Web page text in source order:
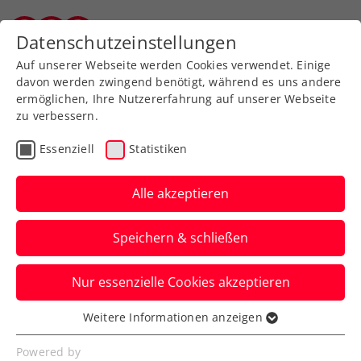
Zurück zur Newsübersicht
Turniere
Sparkasse Salzburg Open
2024 presented by
Reform: Neumayer
verpasst Halbfinale
Auch im Doppelbewerb sind Philipp
Oswald und Joel Schwärzler beim ATP-
Challenger ausgeschieden.
Datenschutzeinstellungen
Auf unserer Webseite werden Cookies verwendet. Einige
davon werden zwingend benötigt, während es uns andere
ermöglichen, Ihre Nutzererfahrung auf unserer Webseite
zu verbessern.
Essenziell Statistiken
Alle akzeptieren
Speichern & schließen
Nur essenzielle Cookies akzeptieren
Essenziell
Essenzielle Cookies werden für grundlegende
Weitere Informationen anzeigen
Powered by